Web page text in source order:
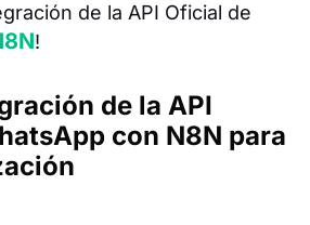
de la API Oficial de
!
de la API
con N8N para